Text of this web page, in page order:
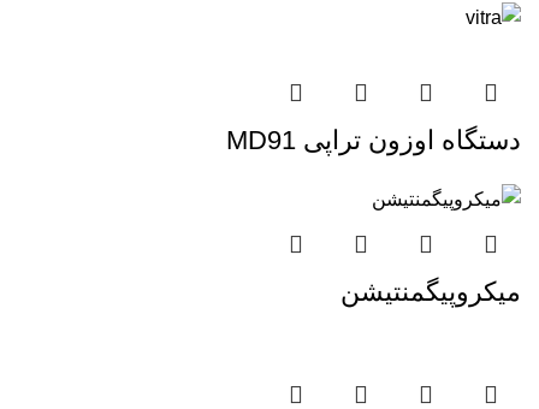
دستگاه اوزون تراپی MD91
میکروپیگمنتیشن